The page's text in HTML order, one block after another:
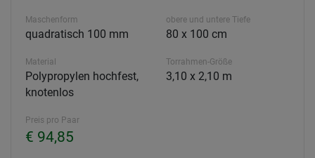
Maschenform
quadratisch 100 mm
obere und untere Tiefe
80 x 100 cm
Material
Polypropylen hochfest,
knotenlos
Torrahmen-Größe
3,10 x 2,10 m
Preis pro Paar
€ 94,85